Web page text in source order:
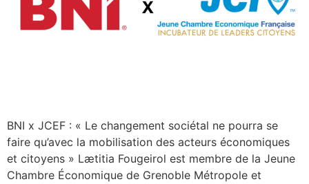
BNI x JCEF : « Le changement sociétal ne pourra se
faire qu’avec la mobilisation des acteurs économiques
et citoyens » Lætitia Fougeirol est membre de la Jeune
Chambre Économique de Grenoble Métropole et